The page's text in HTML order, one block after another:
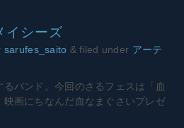
イシーズ
sarufes_saito &filed under アーテ
バンド。今回のさるフェスは「血
映画にちなんだ血なまぐさいプレゼ